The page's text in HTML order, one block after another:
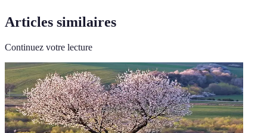
Articles similaires
Continuez votre lecture